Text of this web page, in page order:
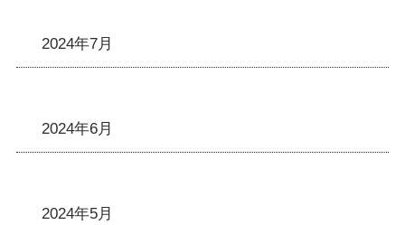
2024年7月
2024年6月
2024年5月